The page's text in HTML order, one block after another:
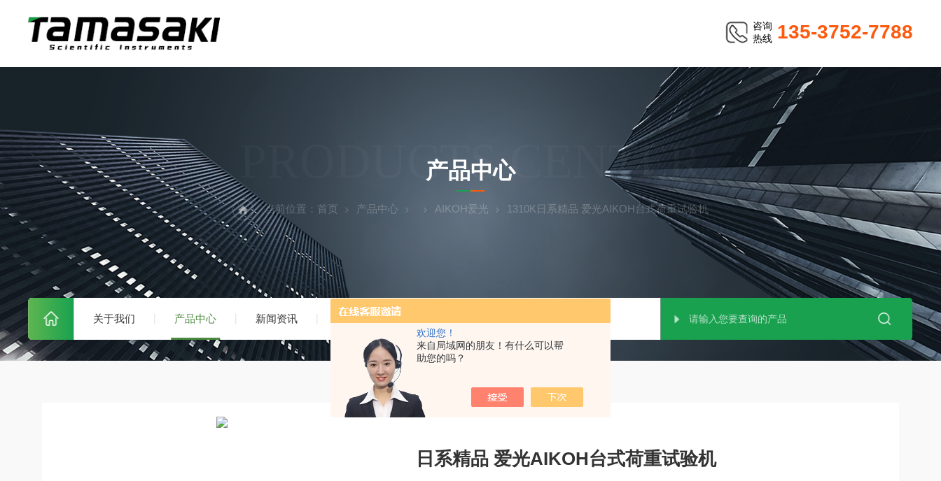
欢迎您！
来自局域网的朋友！有什么可以帮
助您的吗？
咨询
热线 135-3752-7788
关于我们 产品中心 新闻资讯 技术文章
PRODUCTS CENTER
产品中心
当前位置： 首页 产品中心 AIKOH爱光 1310K日系精品 爱光AIKOH台式荷重试验机
日系精品 爱光AIKOH台式荷重试验机